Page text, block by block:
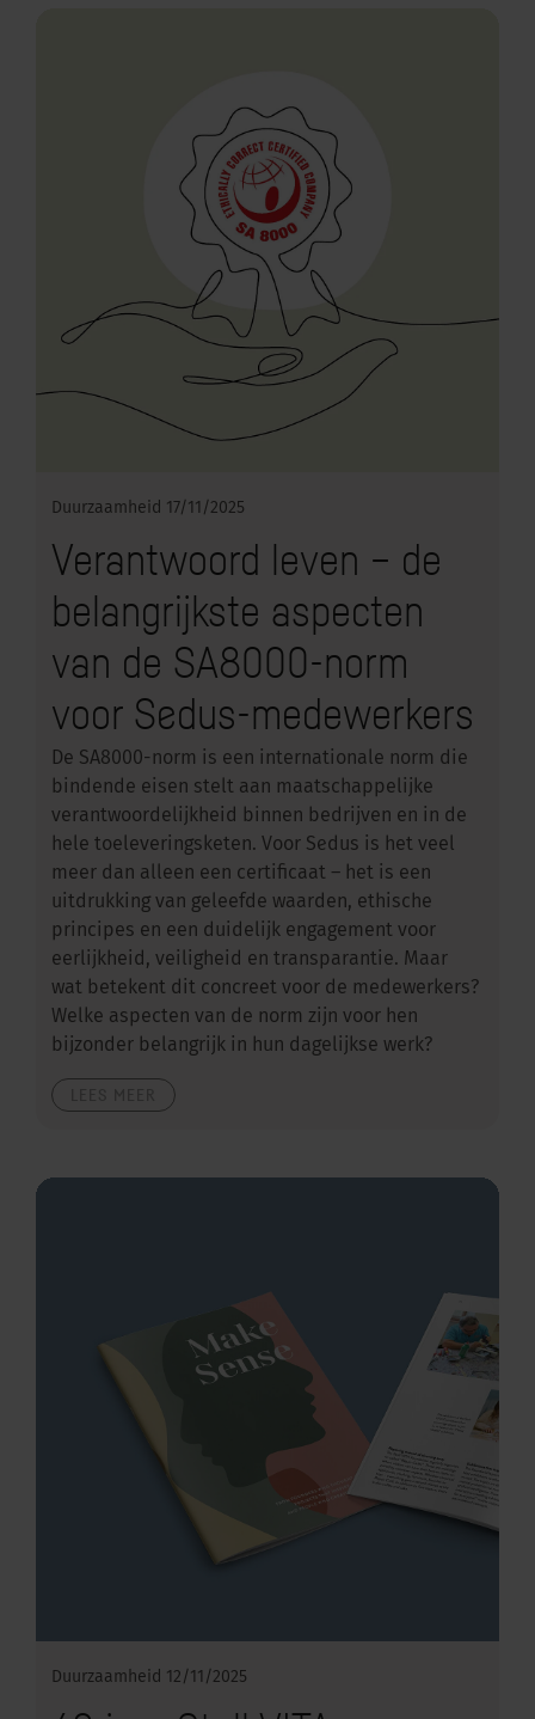
Duurzaamheid 17/11/2025
Verantwoord leven – de
belangrijkste aspecten
van de SA8000-norm
voor Sedus-medewerkers
De SA8000-norm is een internationale norm die
bindende eisen stelt aan maatschappelijke
verantwoordelijkheid binnen bedrijven en in de
hele toeleveringsketen. Voor Sedus is het veel
meer dan alleen een certificaat – het is een
uitdrukking van geleefde waarden, ethische
principes en een duidelijk engagement voor
eerlijkheid, veiligheid en transparantie. Maar
wat betekent dit concreet voor de medewerkers?
Welke aspecten van de norm zijn voor hen
bijzonder belangrijk in hun dagelijkse werk?
Duurzaamheid 12/11/2025